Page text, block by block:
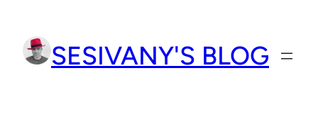
obsah
SESIVANY'S BLOG